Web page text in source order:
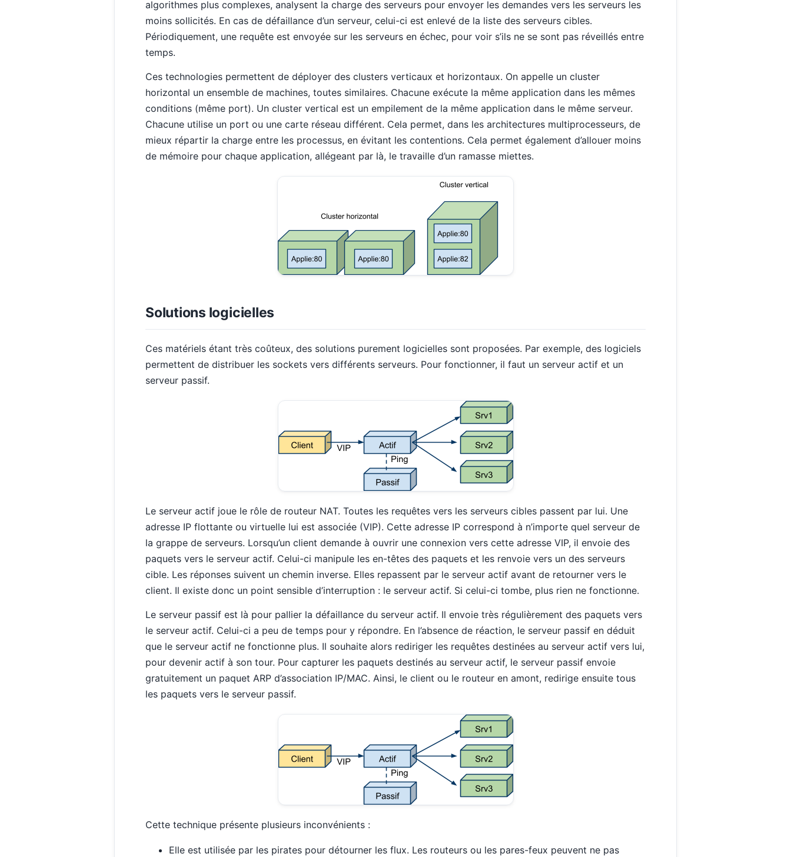
algorithmes plus complexes, analysent la charge des serveurs pour envoyer les demandes vers les serveurs les
moins sollicités. En cas de défaillance d’un serveur, celui-ci est enlevé de la liste des serveurs cibles.
Périodiquement, une requête est envoyée sur les serveurs en échec, pour voir s’ils ne se sont pas réveillés entre
temps.
Ces technologies permettent de déployer des clusters verticaux et horizontaux. On appelle un cluster
horizontal un ensemble de machines, toutes similaires. Chacune exécute la même application dans les mêmes
conditions (même port). Un cluster vertical est un empilement de la même application dans le même serveur.
Chacune utilise un port ou une carte réseau différent. Cela permet, dans les architectures multiprocesseurs, de
mieux répartir la charge entre les processus, en évitant les contentions. Cela permet également d’allouer moins
de mémoire pour chaque application, allégeant par là, le travaille d’un ramasse miettes.
Solutions logicielles
Ces matériels étant très coûteux, des solutions purement logicielles sont proposées. Par exemple, des logiciels
permettent de distribuer les sockets vers différents serveurs. Pour fonctionner, il faut un serveur actif et un
serveur passif.
Le serveur actif joue le rôle de routeur NAT. Toutes les requêtes vers les serveurs cibles passent par lui. Une
adresse IP flottante ou virtuelle lui est associée (VIP). Cette adresse IP correspond à n’importe quel serveur de
la grappe de serveurs. Lorsqu’un client demande à ouvrir une connexion vers cette adresse VIP, il envoie des
paquets vers le serveur actif. Celui-ci manipule les en-têtes des paquets et les renvoie vers un des serveurs
cible. Les réponses suivent un chemin inverse. Elles repassent par le serveur actif avant de retourner vers le
client. Il existe donc un point sensible d’interruption : le serveur actif. Si celui-ci tombe, plus rien ne fonctionne.
Le serveur passif est là pour pallier la défaillance du serveur actif. Il envoie très régulièrement des paquets vers
le serveur actif. Celui-ci a peu de temps pour y répondre. En l’absence de réaction, le serveur passif en déduit
que le serveur actif ne fonctionne plus. Il souhaite alors rediriger les requêtes destinées au serveur actif vers lui,
pour devenir actif à son tour. Pour capturer les paquets destinés au serveur actif, le serveur passif envoie
gratuitement un paquet ARP d’association IP/MAC. Ainsi, le client ou le routeur en amont, redirige ensuite tous
les paquets vers le serveur passif.
Cette technique présente plusieurs inconvénients :
Elle est utilisée par les pirates pour détourner les flux. Les routeurs ou les pares-feux peuvent ne pas